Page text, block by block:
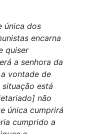
única dos
encarna
quiser
a senhora da
vontade de
está
não
única cumprirá
cumprido a